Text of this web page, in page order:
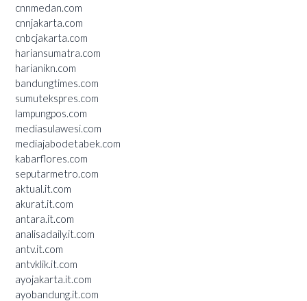
cnnmedan.com
cnnjakarta.com
cnbcjakarta.com
hariansumatra.com
harianikn.com
bandungtimes.com
sumutekspres.com
lampungpos.com
mediasulawesi.com
mediajabodetabek.com
kabarflores.com
seputarmetro.com
aktual.it.com
akurat.it.com
antara.it.com
analisadaily.it.com
antv.it.com
antvklik.it.com
ayojakarta.it.com
ayobandung.it.com